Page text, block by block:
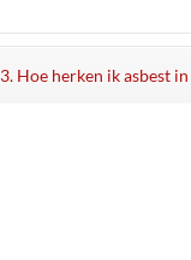
3. Hoe herken ik asbest